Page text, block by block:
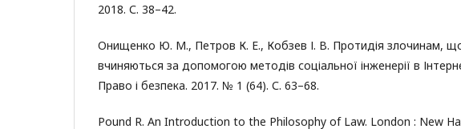
2018. С. 38–42.
Онищенко Ю. М., Петров К. Е., Кобзев І. В. Протидія злочинам,
вчиняються за допомогою методів соціальної інженерії в
Право і безпека. 2017. № 1 (64). С. 63–68.
Pound R. An Introduction to the Philosophy of Law. London : New